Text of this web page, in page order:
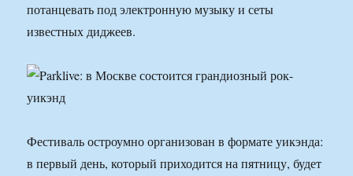
потанцевать под электронную музыку и сеты
известных диджеев.
Фестиваль остроумно организован в формате уикэнда:
в первый день, который приходится на пятницу, будет